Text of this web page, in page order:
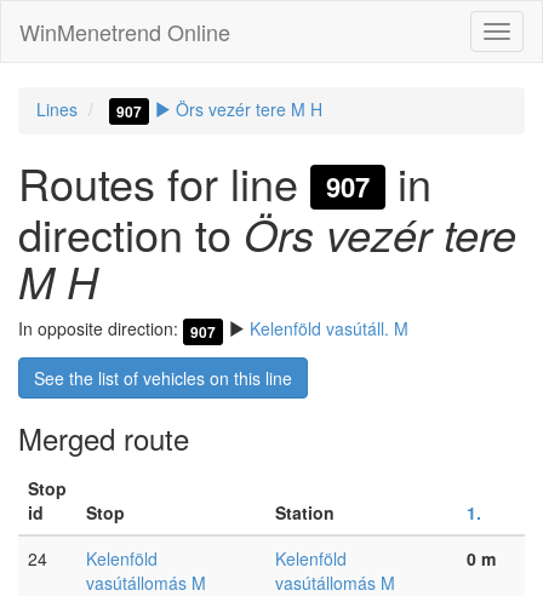
WinMenetrend Online
Lines 907 Örs vezér tere M H
Routes for line 907
in
direction to Örs vezér tere
M H
In opposite direction: 907 Kelenföld vasútáll. M
See the list of vehicles on this line
Merged route
Stop
id
Stop Station
1.
24
Kelenföld
vasútállomás M
Kelenföld
vasútállomás M
0 m